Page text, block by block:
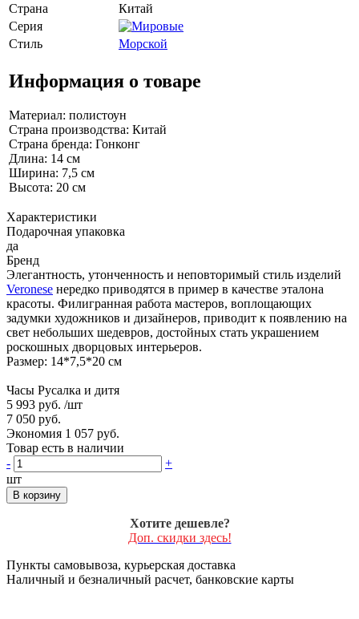
Страна
Китай
Серия
Стиль
Морской
Информация о товаре
Материал: полистоун
Страна производства: Китай
Страна бренда: Гонконг
Длина: 14 см
Ширина: 7,5 см
Высота: 20 см
Характеристики
Подарочная упаковка
да
Бренд
Элегантность, утонченность и неповторимый стиль изделий
Veronese нередко приводятся в пример в качестве эталона
красоты. Филигранная работа мастеров, воплощающих
задумки художников и дизайнеров, приводит к появлению на
свет небольших шедевров, достойных стать украшением
роскошных дворцовых интерьеров.
Размер: 14*7,5*20 см
Часы Русалка и дитя
5 993 руб. /шт
7 050 руб.
Экономия 1 057 руб.
Товар есть в наличии
-
+
шт
В корзину
Хотите дешевле?
Доп. скидки здесь!
Пункты самовывоза, курьерская доставка
Наличный и безналичный расчет, банковские карты